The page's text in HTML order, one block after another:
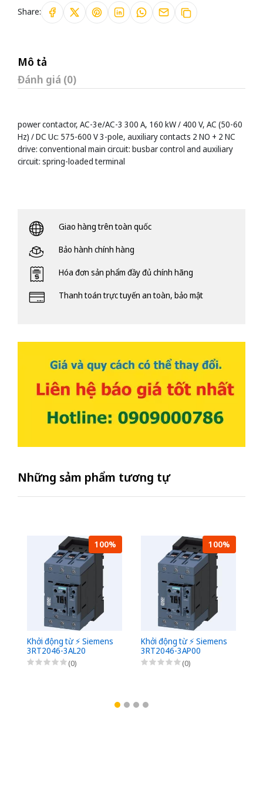
Share:
Mô tả
Đánh giá (0)
power contactor, AC-3e/AC-3 300 A, 160 kW / 400 V, AC (50-60
Hz) / DC Uc: 575-600 V 3-pole, auxiliary contacts 2 NO + 2 NC
drive: conventional main circuit: busbar control and auxiliary
circuit: spring-loaded terminal
Giao hàng trên toàn quốc
Bảo hành chính hàng
Hóa đơn sản phẩm đầy đủ chính hãng
Thanh toán trực tuyến an toàn, bảo mật
Những sảm phẩm tương tự
100%
Khởi động từ ⚡️ Siemens
3RT2046-3AL20
(0)
100%
Khởi động từ ⚡️ Siemens
3RT2046-3AP00
(0)